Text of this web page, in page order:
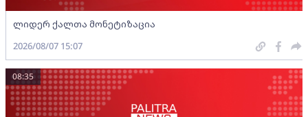
ლიდერ ქალთა მონეტიზაცია
2026/08/07 15:07
08:35